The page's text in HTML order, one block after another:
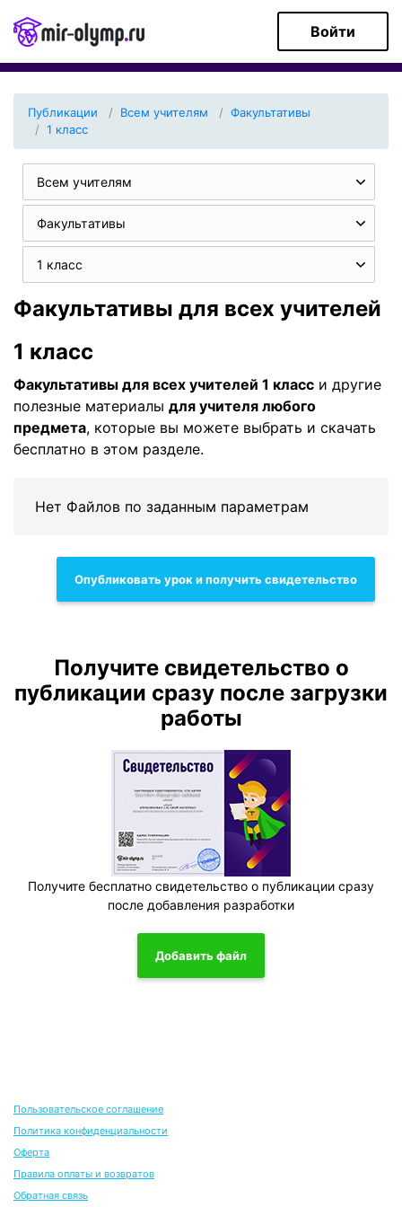
Войти
Публикации Всем учителям
Факультативы
1 класс
Всем учителям
Факультативы
1 класс
Факультативы для всех учителей
1 класс
Факультативы для всех учителей 1 класс и другие
полезные материалы для учителя любого
предмета, которые вы можете выбрать и скачать
бесплатно в этом разделе.
Нет Файлов по заданным параметрам
Опубликовать урок и получить свидетельство
Получите свидетельство о
публикации сразу после загрузки
работы
Получите бесплатно свидетельство о публикации сразу
после добавления разработки
Добавить файл
Пользовательское соглашение
Политика конфиденциальности
Оферта
Правила оплаты и возвратов
Обратная связь